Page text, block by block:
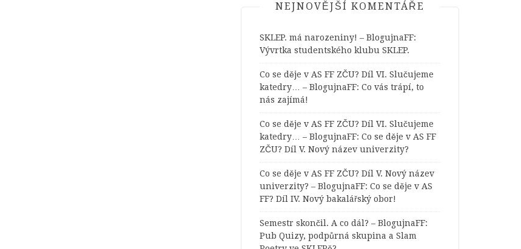
NEJNOVĚJŠÍ KOMENTÁŘE
SKLEP. má narozeniny! – BlogujnaFF:
Vývrtka studentského klubu SKLEP.
Co se děje v AS FF ZČU? Díl VI. Slučujeme
katedry… – BlogujnaFF: Co vás trápí, to
nás zajímá!
Co se děje v AS FF ZČU? Díl VI. Slučujeme
katedry… – BlogujnaFF: Co se děje v AS FF
ZČU? Díl V. Nový název univerzity?
Co se děje v AS FF ZČU? Díl V. Nový název
univerzity? – BlogujnaFF: Co se děje v AS
FF? Díl IV. Nový bakalářský obor!
Semestr skončil. A co dál? – BlogujnaFF:
Pub Quizy, podpůrná skupina a Slam